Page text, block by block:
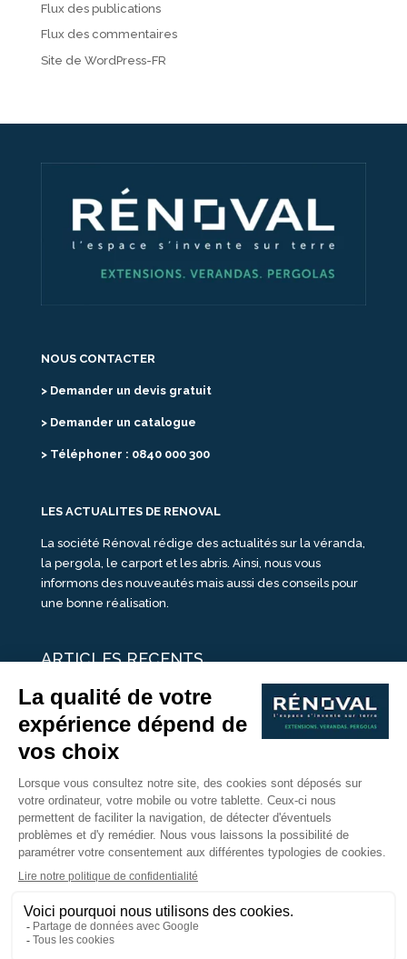
Flux des publications
Flux des commentaires
Site de WordPress-FR
NOUS CONTACTER
> Demander un devis gratuit
> Demander un catalogue
> Téléphoner : 0840 000 300
LES ACTUALITES DE RENOVAL
La société Rénoval rédige des actualités sur la véranda,
la pergola, le carport et les abris. Ainsi, nous vous
informons des nouveautés mais aussi des conseils pour
une bonne réalisation.
ARTICLES RECENTS
25 idées de vérandas design
Un été pour une véranda
Portes Ouvertes Véranda Extension Suisse | 26-27 Juin
Une ombre avec une pergola aluminium
portes ouvertes véranda sur mesure
Nous Suivre